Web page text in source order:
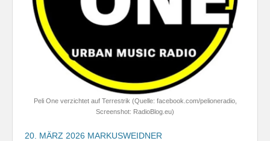
Peli One verzichtet auf Terrestrik (Quelle: facebook.com/pelioneradio,
Screenshot: RadioBlog.eu)
20. MÄRZ 2026 MARKUSWEIDNER